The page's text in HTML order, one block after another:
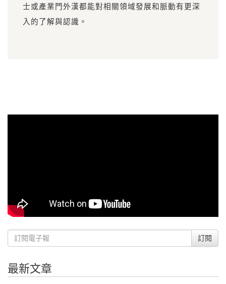
士或產業門外漢都能對相關領域發展和脈動有更深
入的了解與認識。
訂閱
最新文章